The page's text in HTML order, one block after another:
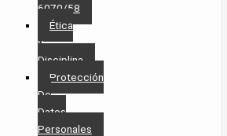
6070/58
Ética
y
Disciplina
Protección
De
Datos
Personales​